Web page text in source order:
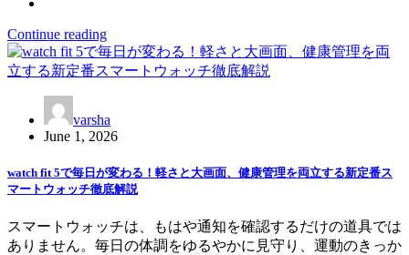
Continue reading
varsha
June 1, 2026
watch fit 5で毎日が変わる！軽さと大画面、健康管理を両立する新定番ス
マートウォッチ徹底解説
スマートウォッチは、もはや通知を確認するだけの道具では
ありません。毎日の体調をゆるやかに見守り、運動のきっか